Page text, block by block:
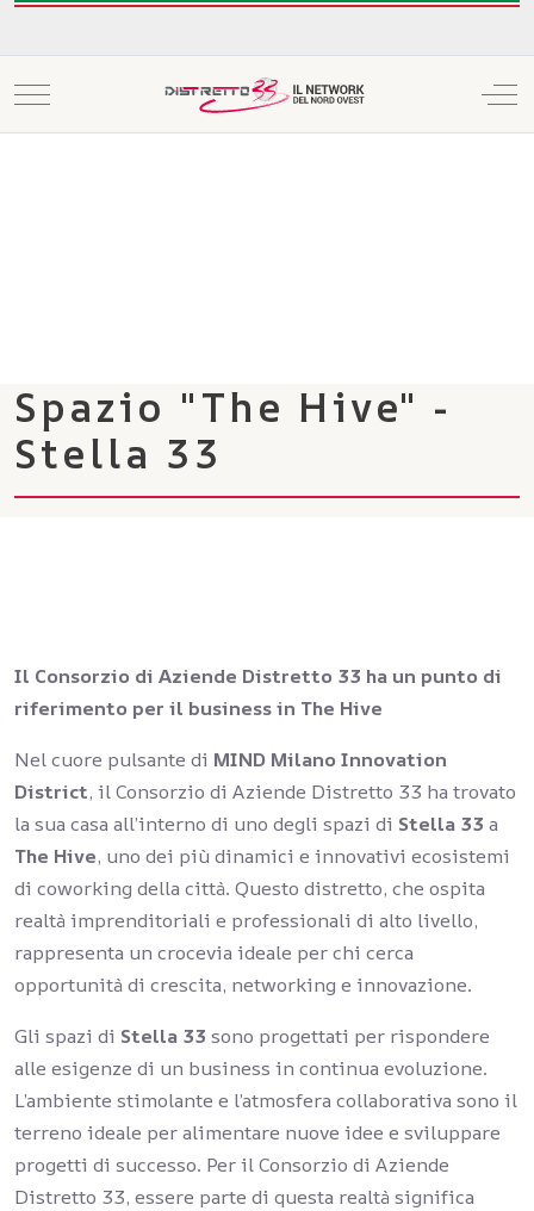
Mobile Menu Toggle
Spazio "The Hive" -
Stella 33
Il Consorzio di Aziende Distretto 33 ha un punto di
riferimento per il business in The Hive
Nel cuore pulsante di MIND Milano Innovation
District, il Consorzio di Aziende Distretto 33 ha trovato
la sua casa all’interno di uno degli spazi di Stella 33 a
The Hive, uno dei più dinamici e innovativi ecosistemi
di coworking della città. Questo distretto, che ospita
realtà imprenditoriali e professionali di alto livello,
rappresenta un crocevia ideale per chi cerca
opportunità di crescita, networking e innovazione.
Gli spazi di Stella 33 sono progettati per rispondere
alle esigenze di un business in continua evoluzione.
L’ambiente stimolante e l’atmosfera collaborativa sono il
terreno ideale per alimentare nuove idee e sviluppare
progetti di successo. Per il Consorzio di Aziende
Distretto 33, essere parte di questa realtà significa